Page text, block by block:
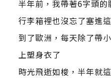
半年前，我帶著6字頭的
行李箱裡也沒忘了塞進
到了歐洲，每天除了帶
上塑身衣了
時光飛逝如梭，半年就